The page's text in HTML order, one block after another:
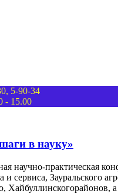
5-90-34
- 15.00
в науку»
научно-практическая
сервиса, Зауральского
Хайбуллинскогорайонов,